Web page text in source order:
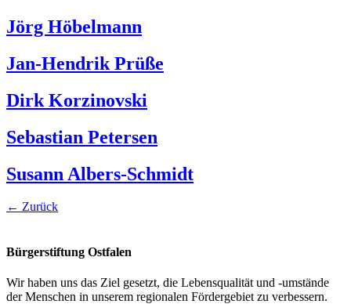
Jörg Höbelmann
Jan-Hendrik Prüße
Dirk Korzinovski
Sebastian Petersen
Susann Albers-Schmidt
← Zurück
Bürgerstiftung Ostfalen
Wir haben uns das Ziel gesetzt, die Lebensqualität und -umstände
der Menschen in unserem regionalen Fördergebiet zu verbessern.